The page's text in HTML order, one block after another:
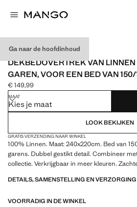
Ga naar de hoofdinhoud
MADE IN PORTUGAL
DEKBEDOVERTREK VAN
GAREN, VOOR EEN BED VAN
Huidige prijs [€ 149,99 ]
€ 149,99
Kies een kleur
MAAT
Kies je maat
LOOK BEKIJKEN
GRATIS VERZENDING NAAR WINKEL
100% Linnen. Maat: 240x220cm. Bed van
garens. Dubbel gestikt detail. Combineer
collectie. Verkrijgbaar in meer kleuren.
DETAILS, SAMENSTELLING EN VERZORGING
VOORRADIG IN DE WINKEL